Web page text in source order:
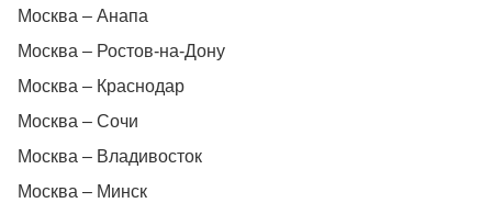
Москва – Анапа
Москва – Ростов-на-Дону
Москва – Краснодар
Москва – Сочи
Москва – Владивосток
Москва – Минск